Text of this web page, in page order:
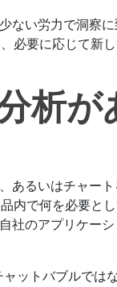
ない労力で洞察
必要に応じて新
析が
あるいはチャー
内で何を必要と
社のアプリケー
ットバブルでは